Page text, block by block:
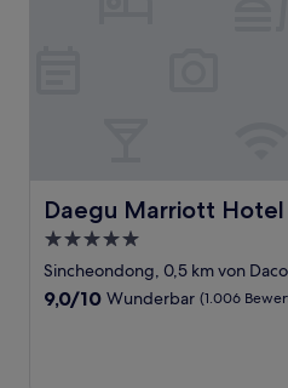
Daegu Marriott Hotel
Daegu Marriott Hotel
5.0-
Sterne-
Unterkunft
Sincheondong, 0,5 km von
9.0
9,0/10 Wunderbar (1.006